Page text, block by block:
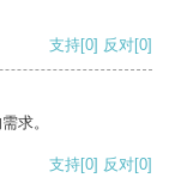
支持[0] 反对[0]
求。
支持[0] 反对[0]